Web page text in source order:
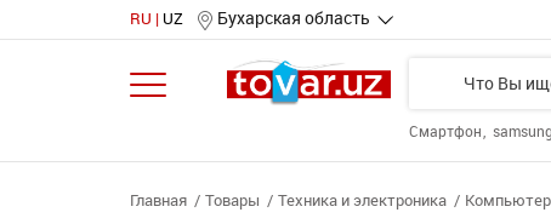
RU UZ Бухарская область
Смартфон
Главная Товары Техника и электроника